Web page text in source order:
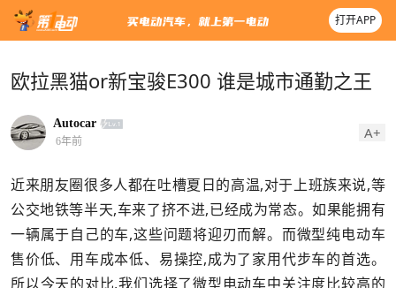
打开APP
欧拉黑猫or新宝骏E300 谁是城市通勤之王
Autocar
6年前 A+
近来朋友圈很多人都在吐槽夏日的高温,对于上班族来说,等
公交地铁等半天,车来了挤不进,已经成为常态。如果能拥有
一辆属于自己的车,这些问题将迎刃而解。而微型纯电动车
售价低、用车成本低、易操控,成为了家用代步车的首选。
所以今天的对比,我们选择了微型电动车中关注度比较高的